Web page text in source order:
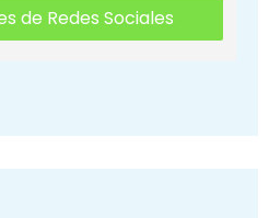
de Redes Sociales